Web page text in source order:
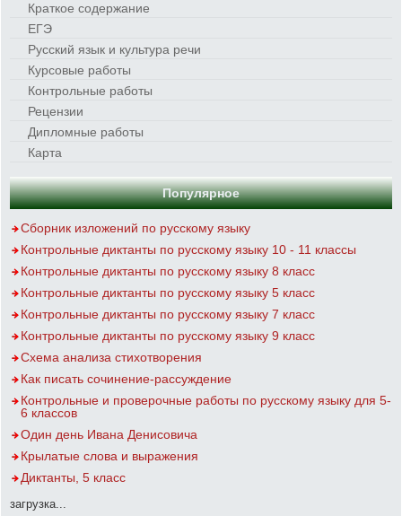
Краткое содержание
ЕГЭ
Русский язык и культура речи
Курсовые работы
Контрольные работы
Рецензии
Дипломные работы
Карта
Популярное
Сборник изложений по русскому языку
Контрольные диктанты по русскому языку 10 - 11 классы
Контрольные диктанты по русскому языку 8 класс
Контрольные диктанты по русскому языку 5 класс
Контрольные диктанты по русскому языку 7 класс
Контрольные диктанты по русскому языку 9 класс
Схема анализа стихотворения
Как писать сочинение-рассуждение
Контрольные и проверочные работы по русскому языку для 5-
6 классов
Один день Ивана Денисовича
Крылатые слова и выражения
Диктанты, 5 класс
загрузка...